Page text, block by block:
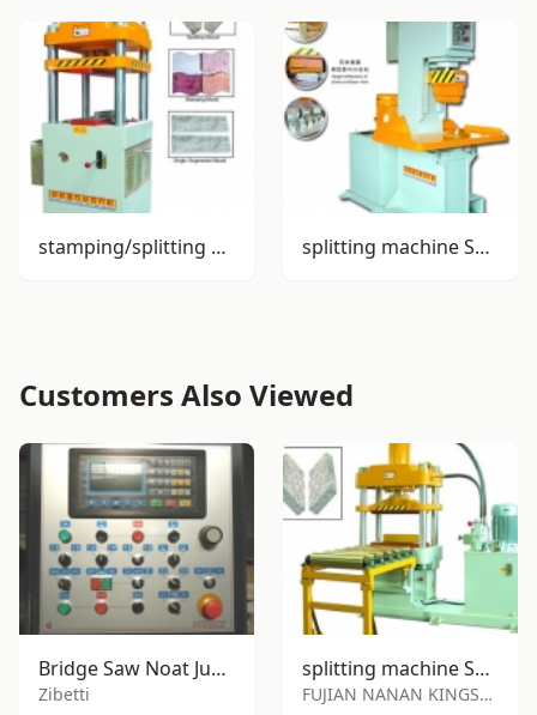
stamping/splitting machine SY-S85 splitting machine SY-S90
Customers Also Viewed
Bridge Saw Noat Junior
Zibetti
splitting machine SY-S150
FUJIAN NANAN KINGSHUN STONE MACHINE FACTORY